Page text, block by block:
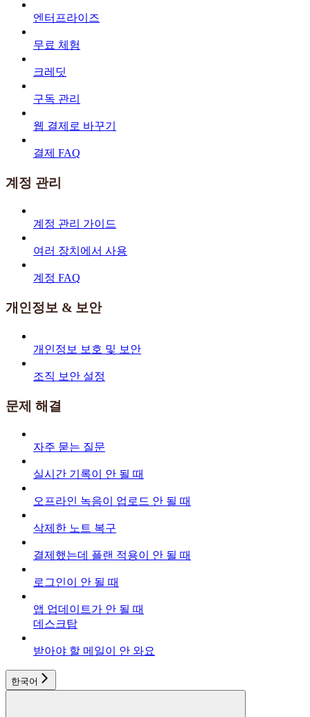
엔터프라이즈
무료 체험
크레딧
구독 관리
웹 결제로 바꾸기
결제 FAQ
계정 관리
계정 관리 가이드
여러 장치에서 사용
계정 FAQ
개인정보 & 보안
개인정보 보호 및 보안
조직 보안 설정
문제 해결
자주 묻는 질문
실시간 기록이 안 될 때
오프라인 녹음이 업로드 안 될 때
삭제한 노트 복구
결제했는데 플랜 적용이 안 될 때
로그인이 안 될 때
앱 업데이트가 안 될 때
데스크탑
받아야 할 메일이 안 와요
한국어